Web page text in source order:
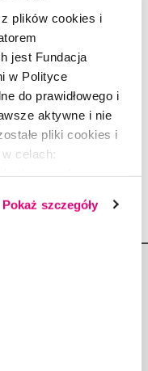
plików cookies i
jest Fundacja
w Polityce
do prawidłowego i
aktywne i nie
pliki cookies i
celach:
technologie
informacji
dostęp do niego i
lub niektóre
"Ustawienia
wpływa na
jej wycofaniem
Pokaż szczegóły
bezpiecznej
dzieci Matki